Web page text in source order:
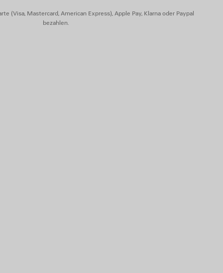
(Visa, Mastercard, American Express), Apple Pay, Klarna oder Paypal
bezahlen.